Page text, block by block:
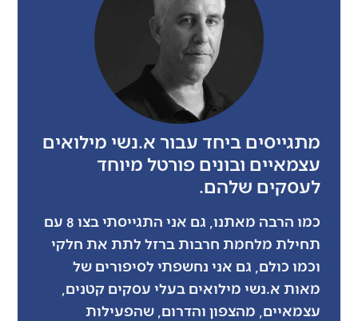
מתגייסים ביחד עבור א.נשי מילואים
עצמאיים ובונים פורטל מיוחד
לעסקים שלהם.
כמו הרבה מאתנו, גם אני התגייסתי בצו 8 עם
תחילת מלחמת חרבות ברזל לתת את חלקי
וכמו כולם, גם אני נחשפתי לסיפורים של
מאות א.נשי מילואים בעלי עסקים קטנים,
עצמאיים, מהצפון והדרום, שהפעילות